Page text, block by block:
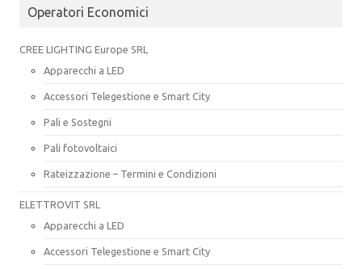
Operatori Economici
CREE LIGHTING Europe SRL
Apparecchi a LED
Accessori Telegestione e Smart City
Pali e Sostegni
Pali fotovoltaici
Rateizzazione – Termini e Condizioni
ELETTROVIT SRL
Apparecchi a LED
Accessori Telegestione e Smart City